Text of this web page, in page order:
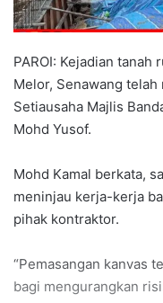
PAROI: Kejadian tanah
Melor, Senawang
Setiausaha Majlis
Mohd Yusof.
Mohd Kamal berkata,
meninjau kerja-kerja
pihak kontraktor.
“Pemasangan kanvas
bagi mengurangkan